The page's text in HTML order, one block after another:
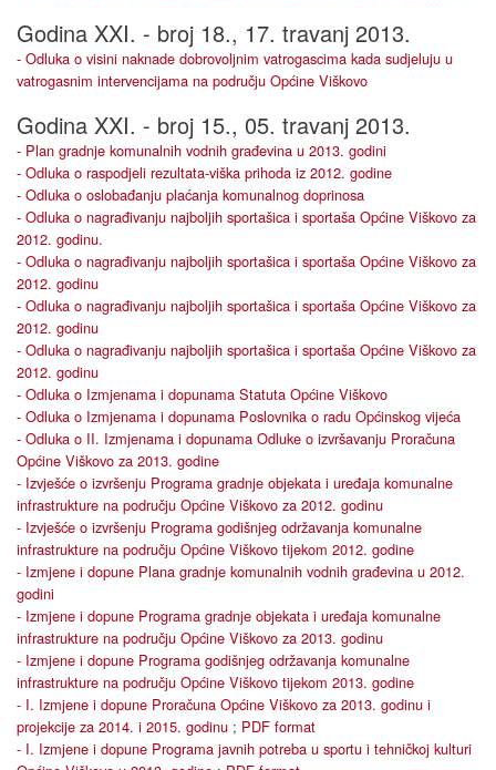
Godina XXI. - broj 18., 17. travanj 2013.
- Odluka o visini naknade dobrovoljnim vatrogascima kada sudjeluju u
vatrogasnim intervencijama na području Općine Viškovo
Godina XXI. - broj 15., 05. travanj 2013.
- Plan gradnje komunalnih vodnih građevina u 2013. godini
- Odluka o raspodjeli rezultata-viška prihoda iz 2012. godine
- Odluka o oslobađanju plaćanja komunalnog doprinosa
- Odluka o nagrađivanju najboljih sportašica i sportaša Općine Viškovo za
2012. godinu.
- Odluka o nagrađivanju najboljih sportašica i sportaša Općine Viškovo za
2012. godinu
- Odluka o nagrađivanju najboljih sportašica i sportaša Općine Viškovo za
2012. godinu
- Odluka o nagrađivanju najboljih sportašica i sportaša Općine Viškovo za
2012. godinu
- Odluka o Izmjenama i dopunama Statuta Općine Viškovo
- Odluka o Izmjenama i dopunama Poslovnika o radu Općinskog vijeća
- Odluka o II. Izmjenama i dopunama Odluke o izvršavanju Proračuna
Općine Viškovo za 2013. godine
- Izvješće o izvršenju Programa gradnje objekata i uređaja komunalne
infrastrukture na području Općine Viškovo za 2012. godinu
- Izvješće o izvršenju Programa godišnjeg održavanja komunalne
infrastrukture na području Općine Viškovo tijekom 2012. godine
- Izmjene i dopune Plana gradnje komunalnih vodnih građevina u 2012.
godini
- Izmjene i dopune Programa gradnje objekata i uređaja komunalne
infrastrukture na području Općine Viškovo za 2013. godinu
- Izmjene i dopune Programa godišnjeg održavanja komunalne
infrastrukture na području Općine Viškovo tijekom 2013. godine
- I. Izmjene i dopune Proračuna Općine Viškovo za 2013. godinu i
projekcije za 2014. i 2015. godinu ; PDF format
- I. Izmjene i dopune Programa javnih potreba u sportu i tehničkoj kulturi